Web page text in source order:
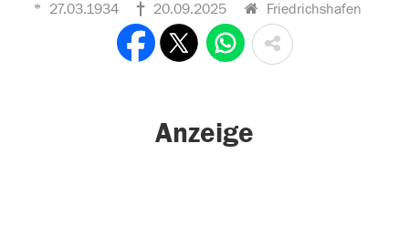
27.03.1934 20.09.2025 Friedrichshafen
Anzeige